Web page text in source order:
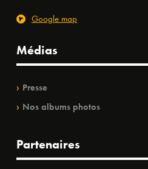
Google map
Médias
Presse
Nos albums photos
Partenaires